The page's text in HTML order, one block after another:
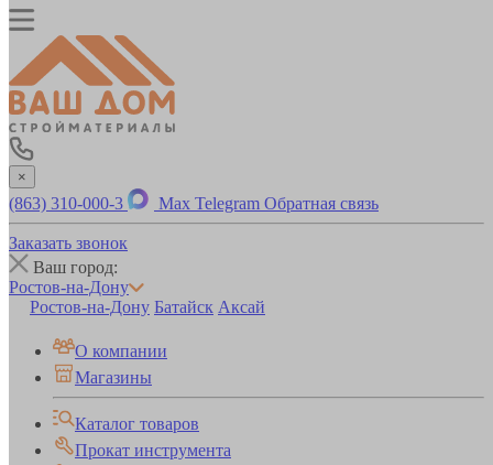
×
(863) 310-000-3 Max Telegram Обратная связь
Заказать звонок
Ваш город:
Ростов-на-Дону
Ростов-на-Дону Батайск Аксай
О компании
Магазины
Каталог товаров
Прокат инструмента